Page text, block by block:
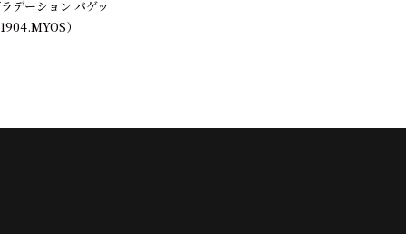
デーション バゲッ
）